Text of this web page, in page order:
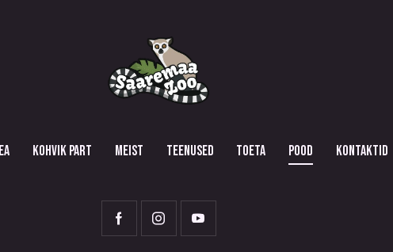
KOHVIK PART MEIST TEENUSED TOETA POOD KONTAKTID